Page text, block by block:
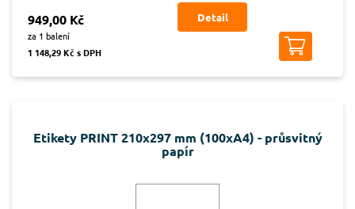
949,00 Kč
za 1 balení
1 148,29 Kč s DPH
Detail
Etikety PRINT 210x297 mm (100xA4) - průsvitný
papír